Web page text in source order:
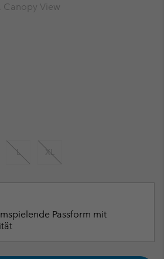
Canopy View
L XL
Passform mit